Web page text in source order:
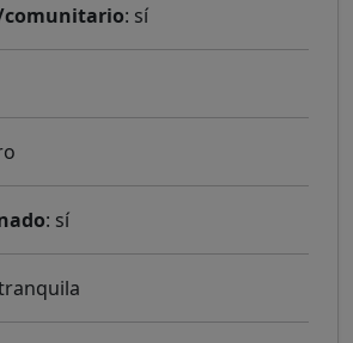
comunitario: sí
: sí